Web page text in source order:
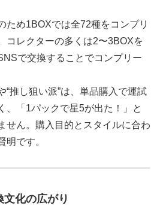
ため1BOXでは全72種をコンプリ
コレクターの多くは2〜3BOXを
で交換することでコンプリー
“推し狙い派”は、単品購入で運試
、「1パックで星5が出た！」と
せん。購入目的とスタイルに合わ
明です。
化の広がり